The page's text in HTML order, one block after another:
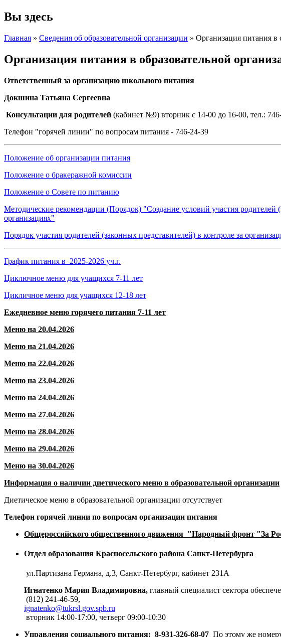
Вы здесь
Главная » Сведения об образовательной организации » Организация питания в
Организация питания в образовательной
Ответственный за организацию школьного питания
Докшина Татьяна Сергеевна
Консультации для родителей (кабинет №9) вторник с 14-00 до 16-00, тел.:
Телефон "горячей линии" по вопросам питания - 746-24-39
Положение об организации питания
Положение о бракеражной комиссии
Положение о Совете по питанию
Методические рекомендации (Порядок) "Создание условий участия родителей
организациях"
Порядок участия родителей (законных представителей) в контроле за
График питания в 2025-2026 уч.г.
Циключное меню для учащихся 7-11 лет
Цикличное меню для учащихся 12-18 лет
Ежедневное меню горячего питания 7-11 лет
Меню на 20.04.2026
Меню на 21.04.2026
Меню на 22.04.2026
Меню на 23.04.2026
Меню на 24.04.2026
Меню на 27.04.2026
Меню на 28.04.2026
Меню на 29.04.2026
Меню на 30.04.2026
Информация о наличии диетического меню в образовательной организации
Диетическое меню в образовательной организации отсутствует
Телефон горячей линии по вопросам организации питания
Общероссийского общественного движения "Народный фронт "За
Отдел образования Красносельского района Санкт-Петербурга
ул.Партизана Германа, д.3, Санкт-Петербург, кабинет 231А
Игнатенко Мария Владимировна, главный специалист сектора
(812) 241-46-59,
ignatenko@tukrsl.gov.spb.ru
вторник 14:00-17:00, четверг 09:00-10:30
Управления социального питания: 8-931-326-68-07 По этому же